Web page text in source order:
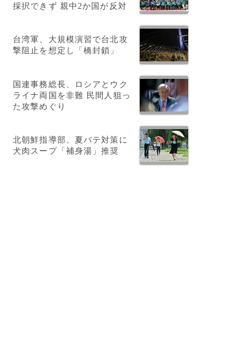
採択できず 親中2か国が反対
台湾軍、大規模演習で台北攻
撃阻止を想定し「橋封鎖」
国連事務総長、ロシアとウク
ライナ両国を非難 民間人狙っ
た攻撃めぐり
北朝鮮指導部、夏バテ対策に
犬肉スープ「補身湯」推奨